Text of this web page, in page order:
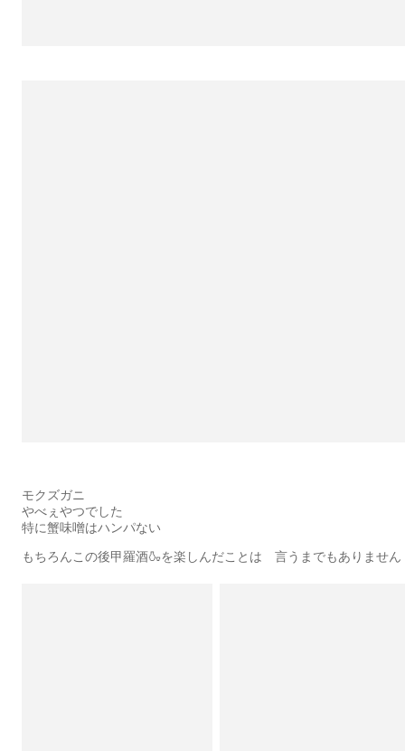
モクズガニ
やべぇやつでした
特に蟹味噌はハンパない
もちろんこの後甲羅酒🍶を楽しんだことは 言うまでもありません